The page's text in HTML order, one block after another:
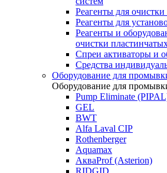
Реагенты для
Реагенты для
Реагенты и
очистки
Спреи активаторы и
Средства
Оборудование для
Оборудование для
Pump Eliminate
GEL
BWT
Alfa Laval CIP
Rothenberger
Aquamax
АкваProf (Asterion)
RIDGID